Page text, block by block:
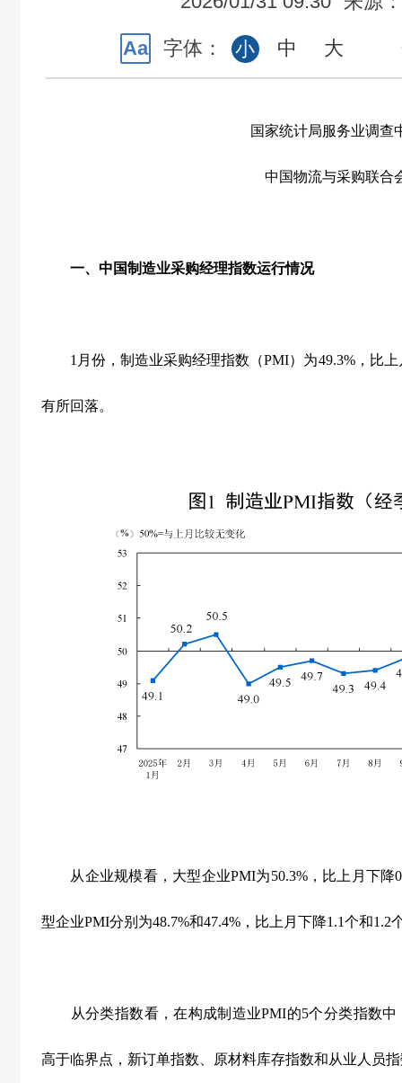
Aa 字体： 小 中 大
国家统计局服务业调查
中国物流与采购联合
一、中国制造业采购经理指数运行情况
1 月份，制造业采购经理指数（PMI）为49.3%，比上
有所回落。
从企业规模看，大型企业PMI为50.3%，比上月下降
型企业PMI分别为48.7%和47.4% ，比上月下降1.1个和1.2
从分类指数看，在构成制造业PMI的5个分类指数中
高于临界点，新订单指数、原材料库存指数和从业人员